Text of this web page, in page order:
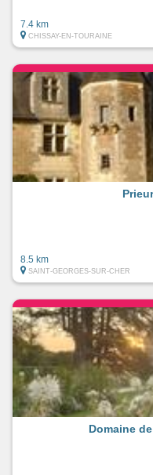
7.4 km
CHISSAY-EN-TOURAINE
8.5 km
SAINT-GEORGES-SUR-CHER
Domaine